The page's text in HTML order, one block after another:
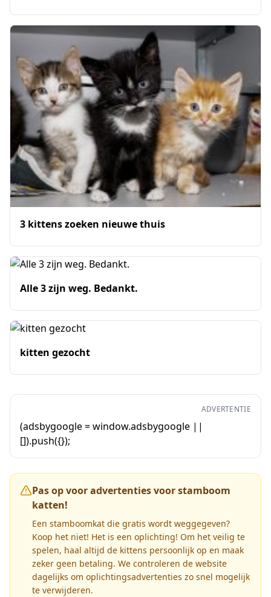
3 kittens zoeken nieuwe thuis
Alle 3 zijn weg. Bedankt.
kitten gezocht
ADVERTENTIE
(adsbygoogle = window.adsbygoogle ||
[]).push({});
Pas op voor advertenties voor stamboom
katten!
Een stamboomkat die gratis wordt weggegeven?
Koop het niet! Het is een oplichting! Om het veilig te
spelen, haal altijd de kittens persoonlijk op en maak
zeker geen betaling. We controleren de website
dagelijks om oplichtingsadvertenties zo snel mogelijk
te verwijderen.